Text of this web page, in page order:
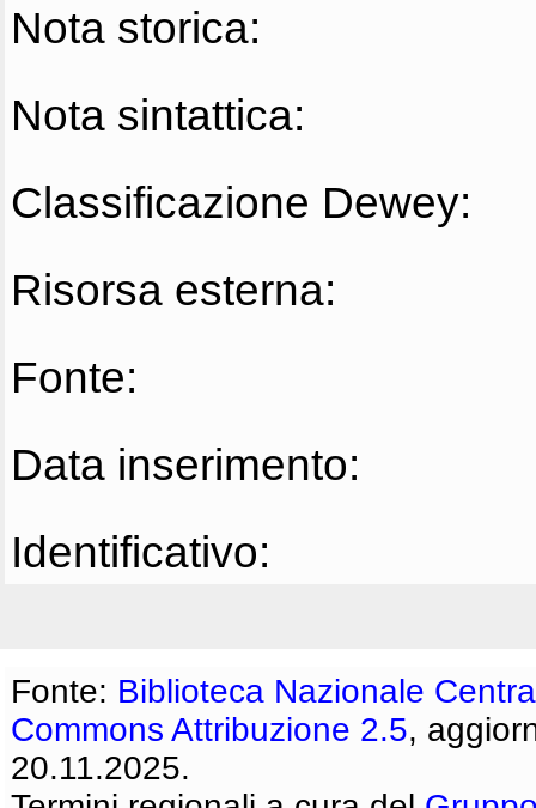
Nota storica:
Nota sintattica:
Classificazione Dewey:
Risorsa esterna:
Fonte:
Data inserimento:
Identificativo:
Fonte: Biblioteca Nazionale
Commons Attribuzione 2.5,
20.11.2025.